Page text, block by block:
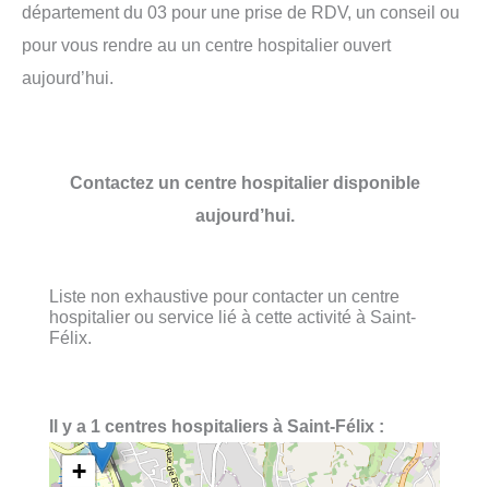
département du 03 pour une prise de RDV, un conseil ou
pour vous rendre au un centre hospitalier ouvert
aujourd’hui.
Contactez un centre hospitalier disponible
aujourd’hui.
Liste non exhaustive pour contacter un centre
hospitalier ou service lié à cette activité à Saint-
Félix.
Il y a 1 centres hospitaliers à Saint-Félix :
+